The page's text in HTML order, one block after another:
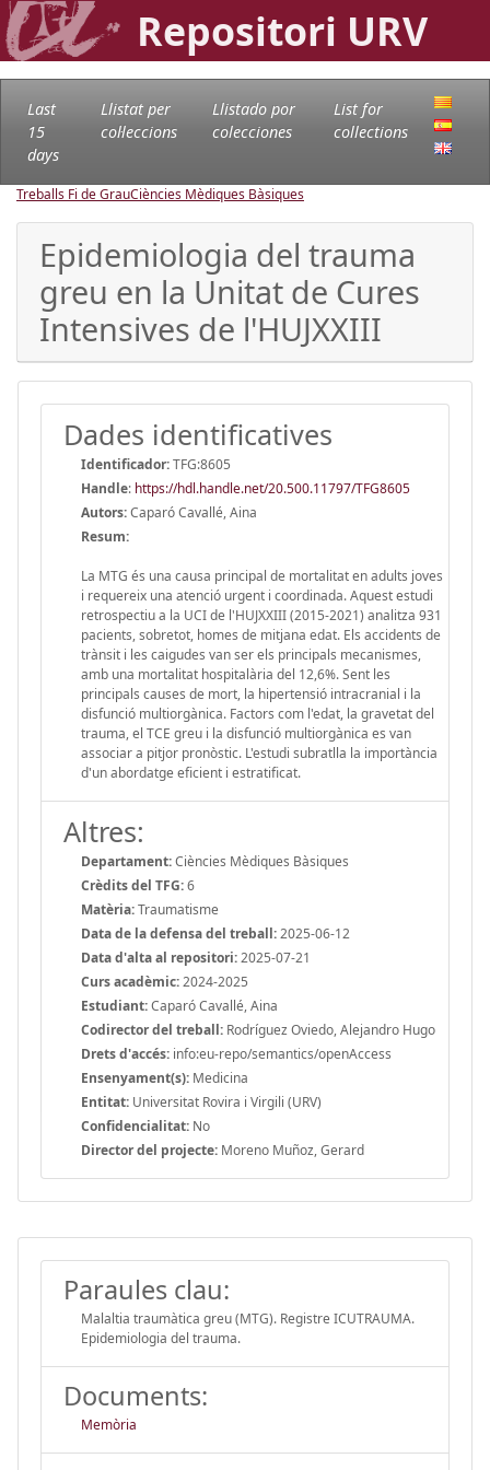
Repositori URV
Last
15
days
Llistat per
col·leccions
Llistado por
colecciones
List for
collections
Treballs Fi de GrauCiències Mèdiques Bàsiques
Epidemiologia del trauma
greu en la Unitat de Cures
Intensives de l'HUJXXIII
Dades identificatives
Identificador:TFG:8605
Handle: https://hdl.handle.net/20.500.11797/TFG8605
Autors:Caparó Cavallé, Aina
Resum:
La MTG és una causa principal de mortalitat en adults joves
i requereix una atenció urgent i coordinada. Aquest estudi
retrospectiu a la UCI de l'HUJXXIII (2015-2021) analitza 931
pacients, sobretot, homes de mitjana edat. Els accidents de
trànsit i les caigudes van ser els principals mecanismes,
amb una mortalitat hospitalària del 12,6%. Sent les
principals causes de mort, la hipertensió intracranial i la
disfunció multiorgànica. Factors com l'edat, la gravetat del
trauma, el TCE greu i la disfunció multiorgànica es van
associar a pitjor pronòstic. L'estudi subratlla la importància
d'un abordatge eficient i estratificat.
Altres:
Departament:Ciències Mèdiques Bàsiques
Crèdits del TFG:6
Matèria:Traumatisme
Data de la defensa del treball:2025-06-12
Data d'alta al repositori:2025-07-21
Curs acadèmic:2024-2025
Estudiant:Caparó Cavallé, Aina
Codirector del treball: Rodríguez Oviedo, Alejandro Hugo
Drets d'accés: info:eu-repo/semantics/openAccess
Ensenyament(s): Medicina
Entitat: Universitat Rovira i Virgili (URV)
Confidencialitat: No
Director del projecte: Moreno Muñoz, Gerard
Paraules clau:
Malaltia traumàtica greu (MTG). Registre ICUTRAUMA.
Epidemiologia del trauma.
Documents:
Memòria